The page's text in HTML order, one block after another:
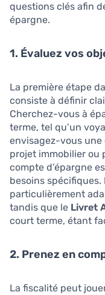
questions clés afin
épargne.
1. Évaluez vos
La première étape
consiste à définir
Cherchez-vous à
terme, tel qu’un
envisagez-vous une
projet immobilier ou
compte d’épargne
besoins spécifiques.
particulièrement
tandis que le Livret
court terme, étant
2. Prenez en
La fiscalité peut